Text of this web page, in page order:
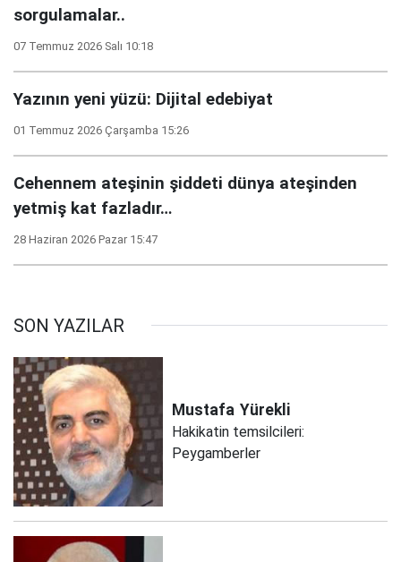
sorgulamalar..
07 Temmuz 2026 Salı 10:18
Yazının yeni yüzü: Dijital edebiyat
01 Temmuz 2026 Çarşamba 15:26
Cehennem ateşinin şiddeti dünya ateşinden
yetmiş kat fazladır…
28 Haziran 2026 Pazar 15:47
SON YAZILAR
Mustafa Yürekli
Hakikatin temsilcileri:
Peygamberler